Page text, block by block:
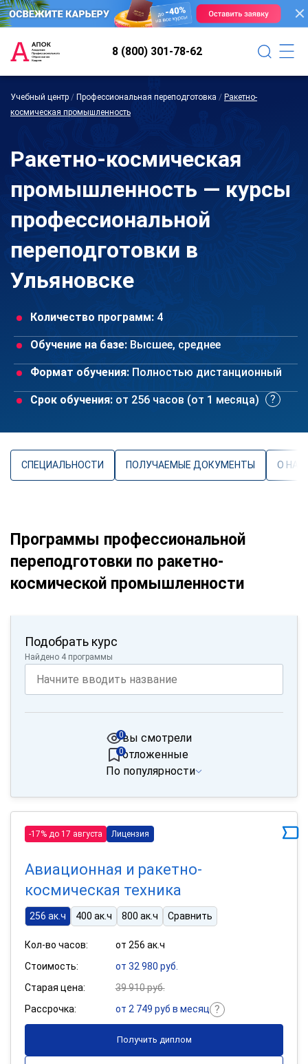
8 (800) 301-78-62
Учебный центр / Профессиональная переподготовка / Ракетно-
космическая промышленность
Ракетно-космическая
промышленность — курсы
профессиональной
переподготовки в
Ульяновске
Количество программ: 4
Обучение на базе: Высшее, среднее
Формат обучения: Полностью дистанционный
Срок обучения: от 256 часов (от 1 месяца)
СПЕЦИАЛЬНОСТИ ПОЛУЧАЕМЫЕ ДОКУМЕНТЫ О
Программы профессиональной
переподготовки по ракетно-
космической промышленности
Подобрать курс
Найдено 4 программы
вы смотрели
0
отложенные
0
По популярности
-17% до 17 августа Лицензия
Авиационная и ракетно-
космическая техника
256 ак.ч 400 ак.ч 800 ак.ч Сравнить
Кол-во часов:
от 256 ак.ч
Стоимость:
от 32 980 руб.
Старая цена:
39 910 руб.
Рассрочка:
от 2 749 руб в месяц
Получить диплом